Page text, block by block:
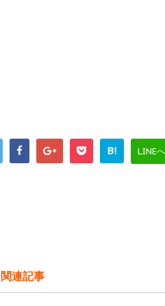
B! LINE
関連記事